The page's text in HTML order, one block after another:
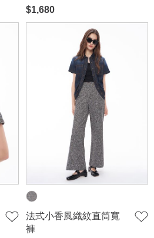
$1,680
法式小香風織紋直筒寬
褲